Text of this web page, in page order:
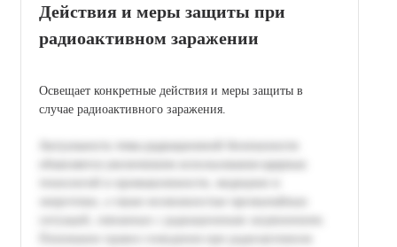
Действия и меры защиты при
радиоактивном заражении
Освещает конкретные действия и меры защиты в
случае радиоактивного заражения.